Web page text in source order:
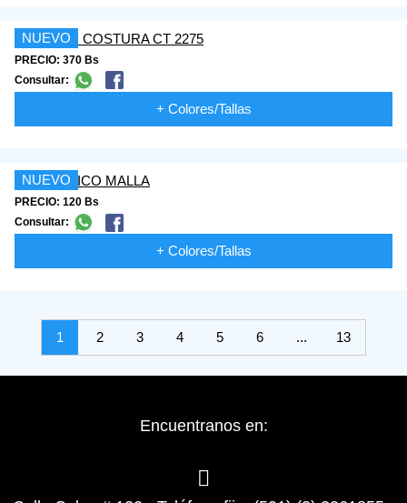
NUEVO
PRECIO: 370 Bs
Consultar:
+ Colores/Tallas
NUEVO
PRECIO: 120 Bs
Consultar:
+ Colores/Tallas
1 2 3 4 5 6 ... 13
Encuentranos en: